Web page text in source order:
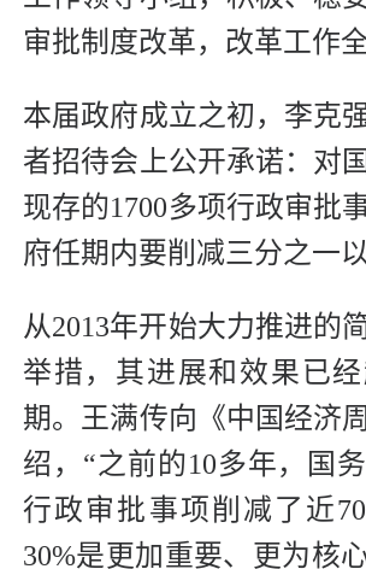
审批制度改革，改革工作
本届政府成立之初，李克
者招待会上公开承诺：对
现存的1700多项行政审批
府任期内要削减三分之一以
从2013年开始大力推进的
举措，其进展和效果已
期。王满传向《中国经济
绍，“之前的10多年，国
行政审批事项削减了近
30%是更加重要、更为核